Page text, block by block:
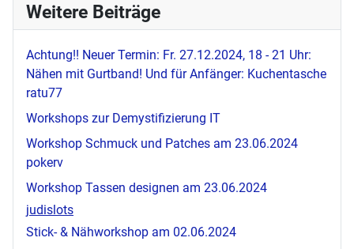
Weitere Beiträge
Achtung!! Neuer Termin: Fr. 27.12.2024, 18 - 21 Uhr:
Nähen mit Gurtband! Und für Anfänger: Kuchentasche
ratu77
Workshops zur Demystifizierung IT
Workshop Schmuck und Patches am 23.06.2024
pokerv
Workshop Tassen designen am 23.06.2024
judislots
Stick- & Nähworkshop am 02.06.2024